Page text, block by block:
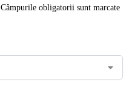
Câmpurile obligatorii sunt marcate